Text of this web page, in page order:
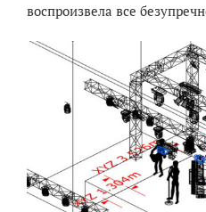
воспроизвела все